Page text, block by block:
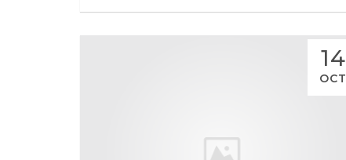
14
OCT